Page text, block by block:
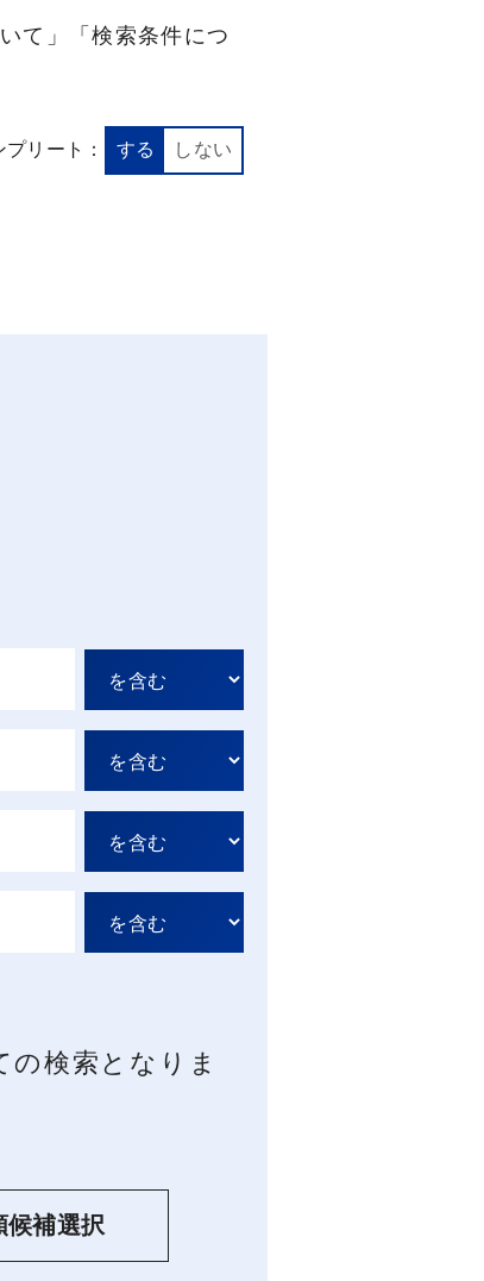
て」「検索条件につ
リート： する しない
の検索となりま
候補選択